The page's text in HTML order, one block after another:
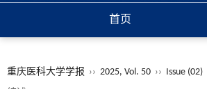
首页
重庆医科大学学报 ›› 2025, Vol. 50 ›› Issue (02)